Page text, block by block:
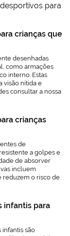
para
crianças que
desenhadas
como armações
interno. Estas
visão nítida e
consultar a nossa
crianças
de
a golpes e
de absorver
incluem
reduzem o risco de
infantis para
são